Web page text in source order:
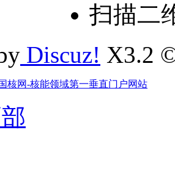
扫描二
Discuz! X3.2
核网-核能领域第一垂直门户网站